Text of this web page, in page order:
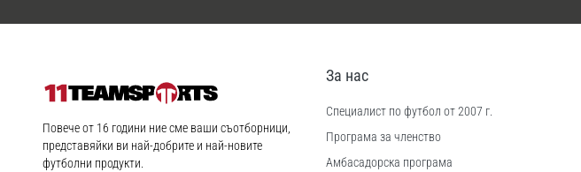
11teamsports.bg
Повече от 16 години ние сме ваши съотборници,
представяйки ви най-добрите и най-новите
футболни продукти.
За нас
Специалист по футбол от 2007 г.
Програма за членство
Aмбасадорска програма